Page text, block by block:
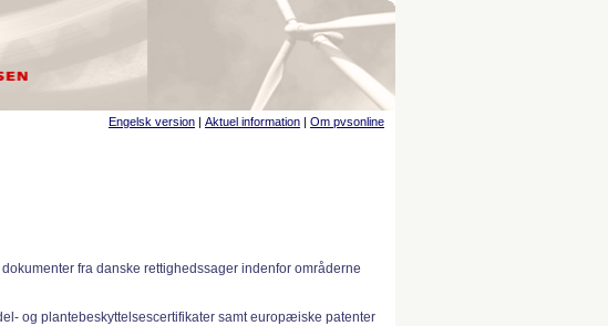
Engelsk version | Aktuel information | Om pvsonline
fra danske rettighedssager indenfor områderne
og plantebeskyttelsescertifikater samt europæiske patenter